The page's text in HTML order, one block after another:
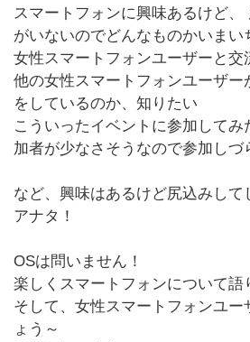
スマートフォンに興味あるけど、
がいないのでどんなものかいまい
女性スマートフォンユーザーと交
他の女性スマートフォンユーザー
をしているのか、知りたい
こういったイベントに参加してみ
加者が少なさそうなので参加しづ
など、興味はあるけど尻込みして
アナタ！
OSは問いません！
楽しくスマートフォンについて語
そして、女性スマートフォンユー
ょう～